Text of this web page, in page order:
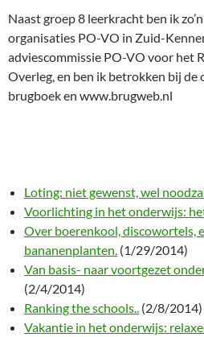
Naast groep 8 leerkracht ben ik
organisaties PO-VO in Zuid-
adviescommissie PO-VO voor het
Overleg, en ben ik betrokken bij
brugboek en www.brugweb.nl
Loting: niet gewenst, wel
Voorlichting in het onderwijs:
Over boerenkool, discowortels,
bananenplanten. (1/29/2014)
Van basis- naar voortgezet
(2/4/2014)
Ranking the schools.. (2/8/2014)
Vakantie in het onderwijs: